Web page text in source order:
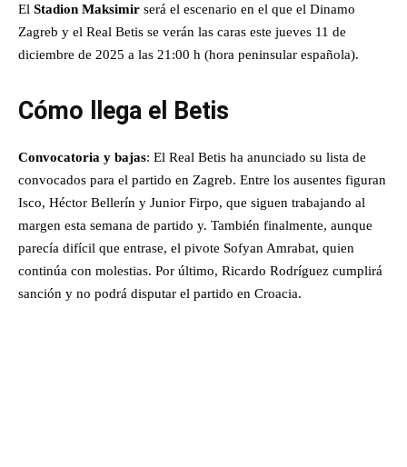
El Stadion Maksimir será el escenario en el que el Dinamo
Zagreb y el Real Betis se verán las caras este jueves 11 de
diciembre de 2025 a las 21:00 h (hora peninsular española).
Cómo llega el Betis
Convocatoria y bajas: El Real Betis ha anunciado su lista de
convocados para el partido en Zagreb. Entre los ausentes figuran
Isco, Héctor Bellerín y Junior Firpo, que siguen trabajando al
margen esta semana de partido y. También finalmente, aunque
parecía difícil que entrase, el pivote Sofyan Amrabat, quien
continúa con molestias. Por último, Ricardo Rodríguez cumplirá
sanción y no podrá disputar el partido en Croacia.